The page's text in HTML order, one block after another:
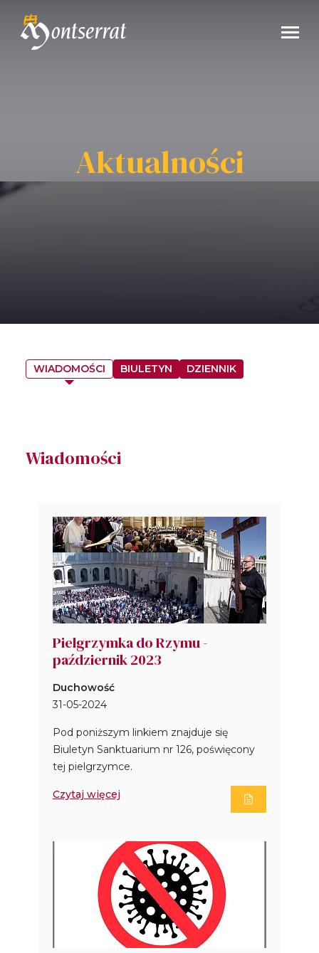
Aktualności
WIADOMOŚCI BIULETYN DZIENNIK
Wiadomości
Pielgrzymka do Rzymu -
październik 2023
Duchowość
31-05-2024
Pod poniższym linkiem znajduje się
Biuletyn Sanktuarium nr 126, poświęcony
tej pielgrzymce.
Czytaj więcej